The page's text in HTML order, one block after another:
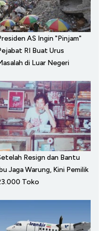
AS Ingin "Pinjam"
RI Buat Urus
di Luar Negeri
Resign dan Bantu
Jaga Warung, Kini Pemilik
Toko